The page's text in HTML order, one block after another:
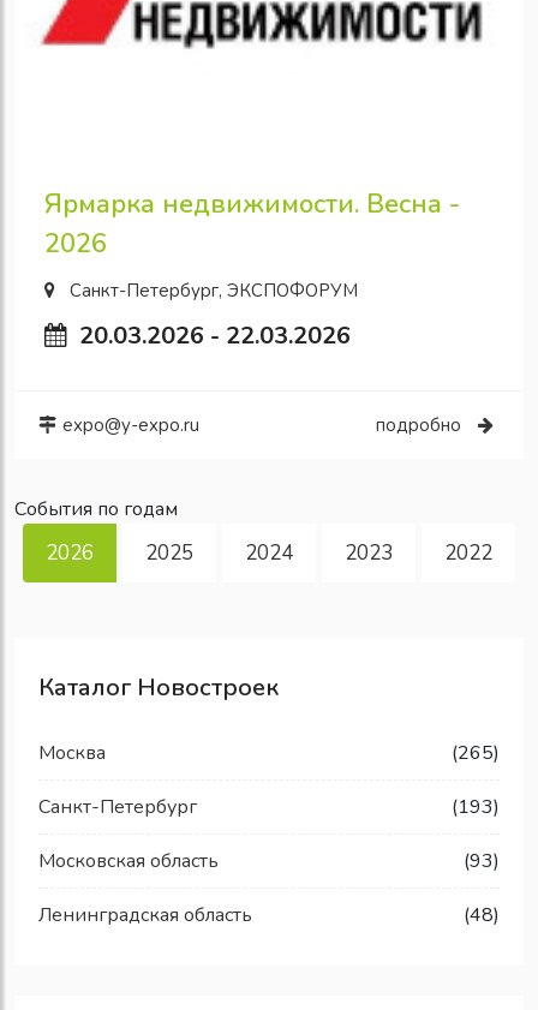
Ярмарка недвижимости. Весна -
2026
Санкт-Петербург, ЭКСПОФОРУМ
20.03.2026 - 22.03.2026
expo@y-expo.ru подробно
События по годам
2026 2025 2024 2023 2022
Каталог Новостроек
Москва (265)
Санкт-Петербург (193)
Московская область (93)
Ленинградская область (48)